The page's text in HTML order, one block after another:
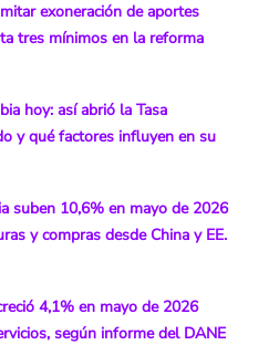
exoneración de aportes
tres mínimos en la reforma
hoy: así abrió la Tasa
y qué factores influyen en su
suben 10,6% en mayo de 2026
y compras desde China y EE.
4,1% en mayo de 2026
según informe del DANE